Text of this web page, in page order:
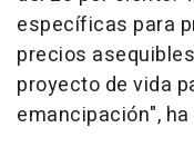
específicas para
precios
proyecto de vida
emancipación",